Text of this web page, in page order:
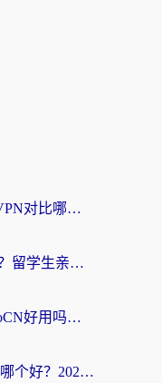
Malus VPN好用吗？和小牛VPN对比哪个回国效果更好？海外党亲测实用指南
在国外如何开回国加速器呢？留学生亲测的无缝访问国内资源指南
海外党必看：Quickback和ToCN好用吗？3分钟选对回国加速器的实用指南
海外党纠结迅游和FlashBack哪个好？2026实用指南教你选对回国加速器